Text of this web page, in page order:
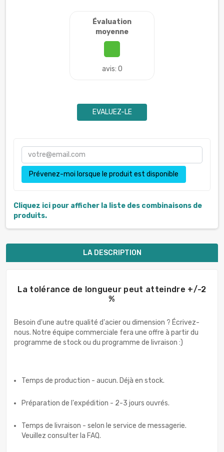
Évaluation
moyenne
avis: 0
EVALUEZ-LE
Prévenez-moi lorsque le produit est disponible
Cliquez ici pour afficher la liste des combinaisons de
produits.
LA DESCRIPTION
La tolérance de longueur peut atteindre +/-2
%
Besoin d'une autre qualité d'acier ou dimension ? Écrivez-
nous. Notre équipe commerciale fera une offre à partir du
programme de stock ou du programme de livraison :)
Temps de production - aucun. Déjà en stock.
Préparation de l'expédition - 2-3 jours ouvrés.
Temps de livraison - selon le service de messagerie.
Veuillez consulter la FAQ.